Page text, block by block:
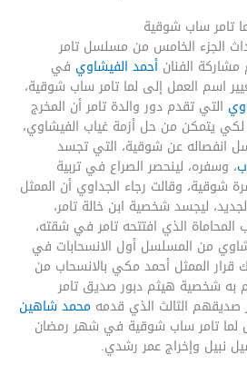
تامر ساب شوقية
الجزء الخامس من مسلسل تامر
الفنان أحمد الفيشاوي في
اسم العمل إلى لما تامر ساب شوقية،
التي تقدم دور والدة تامر أن المخرج
يتمكن من حل أزمة غياب الفيشاوي،
انفصاله عن شوقية، التي تجسد
، وسفره، لينحصر الصراع في تربية
شوقية، وقالت رجاء الجداوي أن الممثل
ليجسد شخصية ابن خالة تامر،
المحاماة الذي افتتحه تامر في شقته،
من المسلسل أول الانسحابات في
الممثل أحمد مكي بالانسحاب من
به شخصية هيثم دبور صديق تامر
الثالث الذي قدمه محمد شاهين
تامر ساب شوقية في شهر رمضان